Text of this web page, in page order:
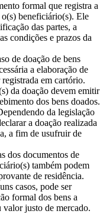
formal que registra a
beneficiário(s). Ele
das partes, a
condições e prazos da
de doação de bens
a elaboração de
em cartório.
da doação devem emitir
dos bens doados.
da legislação
a doação realizada
a fim de usufruir de
dos documentos de
também podem
de residência.
casos, pode ser
formal dos bens a
valor justo de mercado.